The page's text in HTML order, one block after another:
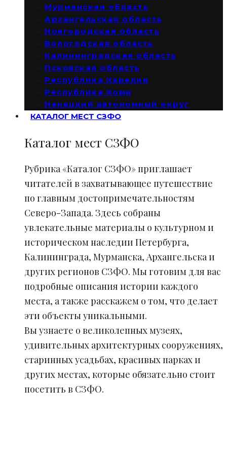
Мурманская область
Архангельская область
Новгородская область
Вологодская область
Калининградская область
Псковская область
Республика Карелия
Республика Коми
Ненецкий автономный округ
КАТАЛОГ МЕСТ СЗФО
Каталог мест СЗФО
Рубрика «Каталог СЗФО» приглашает
читателей в захватывающее путешествие
по главным достопримечательностям
Северо-Запада. Здесь собраны
увлекательные материалы о культурном и
историческом наследии Петербурга,
Калининграда, Мурманска, Архангельска и
других регионов СЗФО. Мы готовим для вас
подробные описания истории каждого
места, а также расскажем о том, что делает
эти объекты уникальными.
Вы узнаете о великолепных музеях,
удивительных архитектурных сооружениях,
старинных усадьбах, красивых парках и
других местах, которые обязательно стоит
посетить в СЗФО.